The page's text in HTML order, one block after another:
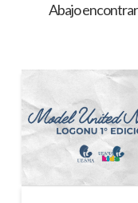
Abajo